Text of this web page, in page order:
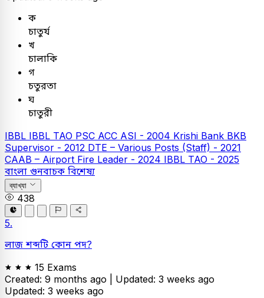
ক
চাতুর্য
খ
চালাকি
গ
চতুরতা
ঘ
চাতুরী
IBBL IBBL TAO PSC ACC ASI - 2004 Krishi Bank BKB
Supervisor - 2012 DTE – Various Posts (Staff) - 2021
CAAB – Airport Fire Leader - 2024 IBBL TAO - 2025
বাংলা গুনবাচক বিশেষ্য
ব্যাখ্যা
438
5.
লাজ শব্দটি কোন পদ?
15 Exams
Created: 9 months ago | Updated: 3 weeks ago
Updated: 3 weeks ago